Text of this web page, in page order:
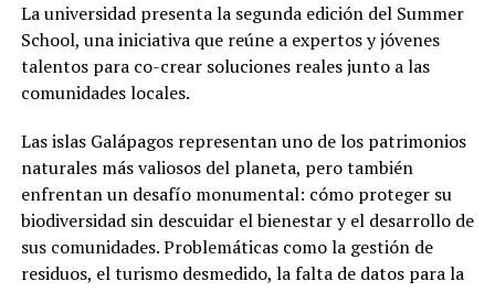
acepte ir a la Prefectura de Manabí, porque se une al
candidato del oficialismo, vamos, el pueblo chonense
tiene clarísimo el por qué de la decisión de Leonardo
Rodríguez”, subrayó.
La universidad presenta la segunda edición del Summer
School, una iniciativa que reúne a expertos y jóvenes
talentos para co-crear soluciones reales junto a las
comunidades locales.
Las islas Galápagos representan uno de los patrimonios
naturales más valiosos del planeta, pero también
enfrentan un desafío monumental: cómo proteger su
biodiversidad sin descuidar el bienestar y el desarrollo de
sus comunidades. Problemáticas como la gestión de
residuos, el turismo desmedido, la falta de datos para la